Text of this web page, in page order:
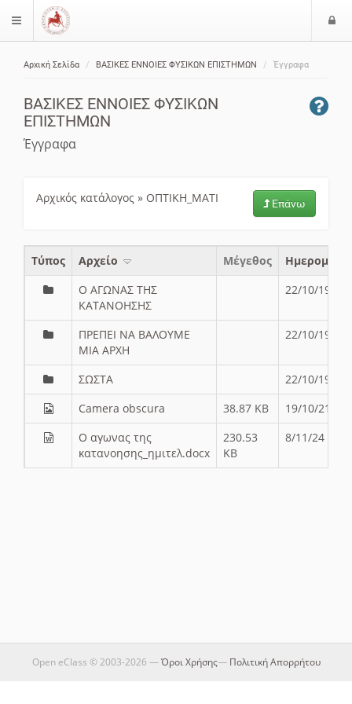
$langMenu
Αρχική Σελίδα ΒΑΣΙΚΕΣ ΕΝΝΟΙΕΣ ΦΥΣΙΚΩΝ ΕΠΙΣΤΗΜΩΝ Έγγραφα
ΒΑΣΙΚΕΣ ΕΝΝΟΙΕΣ ΦΥΣΙΚΩΝ
ΕΠΙΣΤΗΜΩΝ
Έγγραφα
Επάνω
Αρχικός κατάλογος » ΟΠΤΙΚΗ_ΜΑΤΙ
Τύπος Aρχείο Μέγεθος
Ο ΑΓΩΝΑΣ ΤΗΣ
ΚΑΤΑΝΟΗΣΗΣ
22/10/19
ΠΡΕΠΕΙ ΝΑ ΒΑΛΟΥΜΕ
ΜΙΑ ΑΡΧΗ
22/10/19
ΣΩΣΤΑ
22/10/19
Camera obscura
38.87 KB
19/10/21
Ο αγωνας της
κατανοησης_ημιτελ.docx
230.53
KB
8/11/24
Open eClass © 2003-2026 —Όροι Χρήσης— Πολιτική Απορρήτου